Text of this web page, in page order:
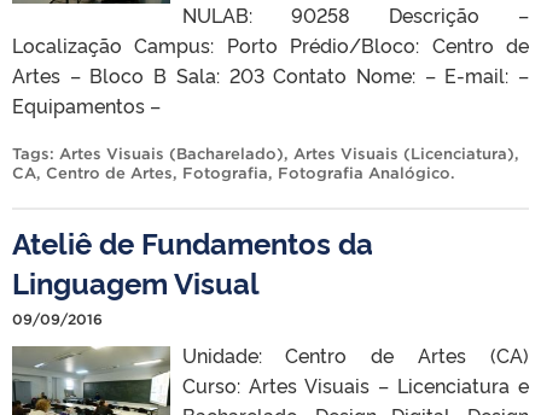
NULAB: 90258 Descrição –
Localização Campus: Porto Prédio/Bloco: Centro de
Artes – Bloco B Sala: 203 Contato Nome: – E-mail: –
Equipamentos –
Tags: Artes Visuais (Bacharelado), Artes Visuais (Licenciatura),
CA, Centro de Artes, Fotografia, Fotografia Analógico.
Ateliê de Fundamentos da
Linguagem Visual
09/09/2016
Unidade: Centro de Artes (CA)
Curso: Artes Visuais – Licenciatura e